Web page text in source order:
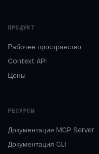
ПРОДУКТ
Рабочее пространство
Context API
Цены
РЕСУРСЫ
Документация MCP Server
Документация CLI